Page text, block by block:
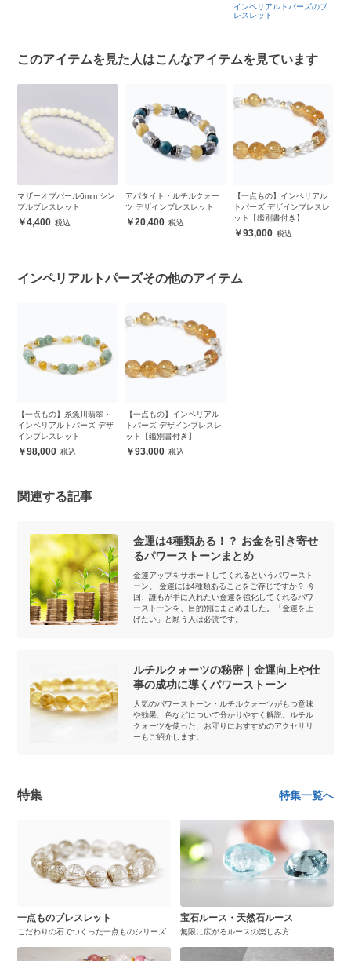
インペリアルトパーズのブ
レスレット
このアイテムを見た人はこんなアイテムを見ています
マザーオブパール6mm シン
プルブレスレット
4,400
アパタイト・ルチルクォー
ツ デザインブレスレット
20,400
【一点もの】インペリアル
トパーズ デザインブレスレ
ット【鑑別書付き】
93,000
インペリアルトパーズその他のアイテム
【一点もの】糸魚川翡翠・
インペリアルトパーズ デザ
インブレスレット
98,000
【一点もの】インペリアル
トパーズ デザインブレスレ
ット【鑑別書付き】
93,000
関連する記事
金運は4種類ある！？ お金を引き寄せ
るパワーストーンまとめ
金運アップをサポートしてくれるというパワースト
ーン。 金運には4種類あることをご存じですか？ 今
回、誰もが手に入れたい金運を強化してくれるパワ
ーストーンを、目的別にまとめました。「金運を上
げたい」と願う人は必読です。
ルチルクォーツの秘密｜金運向上や仕
事の成功に導くパワーストーン
人気のパワーストーン・ルチルクォーツがもつ意味
や効果、色などについて分かりやすく解説。ルチル
クォーツを使った、お守りにおすすめのアクセサリ
ーもご紹介します。
特集 特集一覧へ
一点ものブレスレット
こだわりの石でつくった一点ものシリーズ
宝石ルース・天然石ルース
無限に広がるルースの楽しみ方